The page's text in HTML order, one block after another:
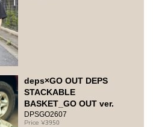
deps×GO OUT DEPS
STACKABLE
BASKET_GO OUT ver.
DPSGO2607
3950